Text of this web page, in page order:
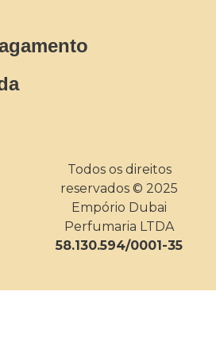
Todos os direitos
reservados © 2025
Empório Dubai
Perfumaria LTDA
58.130.594/0001-35